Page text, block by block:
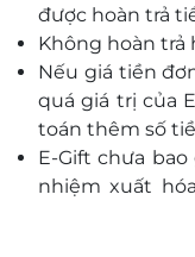
được hoàn trả
Không hoàn trả
Nếu giá tiền
quá giá trị của
toán thêm số
E-Gift chưa bao
nhiệm xuất
Áp dụng cho